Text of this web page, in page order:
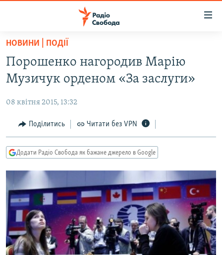
Перейти
основного
матеріалу
Перейти
до
навігації
Перейти
до
ВСЕ ЗА ДОБУ
СТАТТІ
ПОЛІТИКА
ЕКОНОМІКА
КУЛЬТУРА
СПОРТ
УКРАЇНА
СВІТ
ВІЙНА
РОСІЙСЬКА «ФІЛЬТРАЦІЯ»
КРИМ.РЕАЛІЇ
ТИ ЯК?
СХЕМИ
КИТАЙ.ВИКЛИКИ
МУЛЬТИМЕДІА
ФОТО
НОВИНИ | ПОДІЇ
Порошенко нагородив Марію
Музичук орденом «За заслуги»
08 квітня 2015, 13:32
Поділитись Читати без VPN
Додати Радіо Свобода як бажане джерело в Google